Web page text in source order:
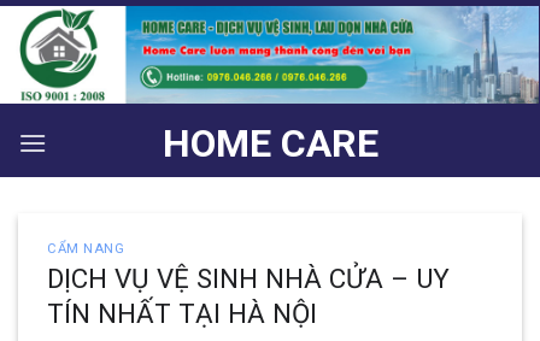
Bỏ
qua
nội
dung
HOME CARE
CẨM NANG
DỊCH VỤ VỆ SINH NHÀ CỬA – UY
TÍN NHẤT TẠI HÀ NỘI